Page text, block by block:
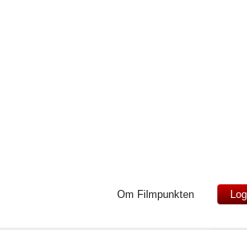
Om Filmpunkten